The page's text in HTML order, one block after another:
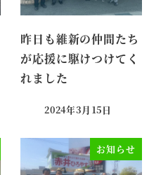
昨日も維新の仲間たち
が応援に駆けつけてく
れました
投稿日
2024年3月15日
お知らせ